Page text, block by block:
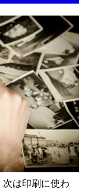
は印刷に使わ